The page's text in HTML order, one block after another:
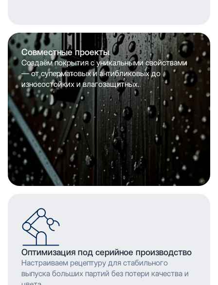
Совместные проекты
Создаём покрытия с уникальными свойствами
— от суперматовых и антибликовых до
износостойких и влагозащитных.
Оптимизация под серийное производство
Настраиваем рецептуру для стабильного
выпуска больших партий без потери качества и